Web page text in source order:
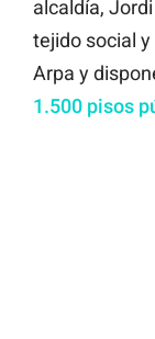
alcaldía,
tejido social
Arpa y
1.500 pisos